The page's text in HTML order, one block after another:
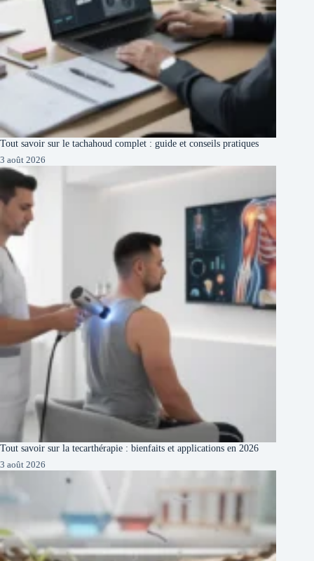
Tout savoir sur le tachahoud complet : guide et conseils pratiques
3 août 2026
Tout savoir sur la tecarthérapie : bienfaits et applications en 2026
3 août 2026